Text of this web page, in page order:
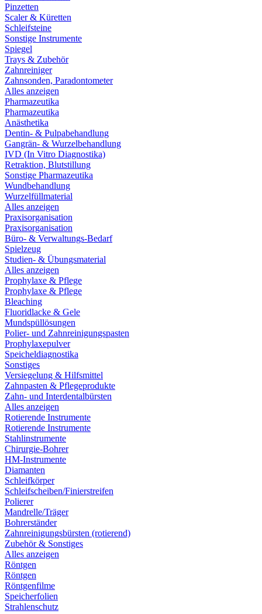
Pinzetten
Scaler & Küretten
Schleifsteine
Sonstige Instrumente
Spiegel
Trays & Zubehör
Zahnreiniger
Zahnsonden, Paradontometer
Alles anzeigen
Pharmazeutika
Pharmazeutika
Anästhetika
Dentin- & Pulpabehandlung
Gangrän- & Wurzelbehandlung
IVD (In Vitro Diagnostika)
Retraktion, Blutstillung
Sonstige Pharmazeutika
Wundbehandlung
Wurzelfüllmaterial
Alles anzeigen
Praxisorganisation
Praxisorganisation
Büro- & Verwaltungs-Bedarf
Spielzeug
Studien- & Übungsmaterial
Alles anzeigen
Prophylaxe & Pflege
Prophylaxe & Pflege
Bleaching
Fluoridlacke & Gele
Mundspüllösungen
Polier- und Zahnreinigungspasten
Prophylaxepulver
Speicheldiagnostika
Sonstiges
Versiegelung & Hilfsmittel
Zahnpasten & Pflegeprodukte
Zahn- und Interdentalbürsten
Alles anzeigen
Rotierende Instrumente
Rotierende Instrumente
Stahlinstrumente
Chirurgie-Bohrer
HM-Instrumente
Diamanten
Schleifkörper
Schleifscheiben/Finierstreifen
Polierer
Mandrelle/Träger
Bohrerständer
Zahnreinigungsbürsten (rotierend)
Zubehör & Sonstiges
Alles anzeigen
Röntgen
Röntgen
Röntgenfilme
Speicherfolien
Strahlenschutz